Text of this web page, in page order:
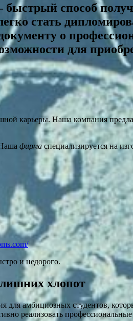
способ
стать
о
для
карьеры. Наша компания
фирмаспециализируется на
и недорого.
хлопот
амбициозных студентов,
реализовать